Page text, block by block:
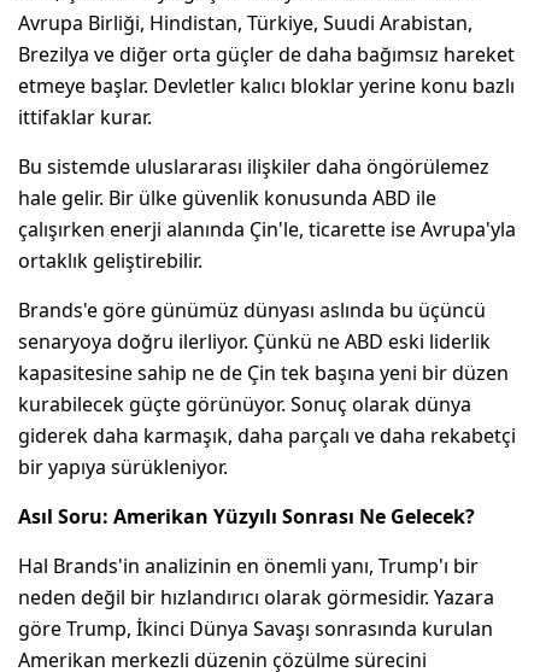
Avrupa Birliği, Hindistan, Türkiye, Suudi Arabistan,
Brezilya ve diğer orta güçler de daha bağımsız hareket
etmeye başlar. Devletler kalıcı bloklar yerine konu bazlı
ittifaklar kurar.
Bu sistemde uluslararası ilişkiler daha öngörülemez
hale gelir. Bir ülke güvenlik konusunda ABD ile
çalışırken enerji alanında Çin'le, ticarette ise Avrupa'yla
ortaklık geliştirebilir.
Brands'e göre günümüz dünyası aslında bu üçüncü
senaryoya doğru ilerliyor. Çünkü ne ABD eski liderlik
kapasitesine sahip ne de Çin tek başına yeni bir düzen
kurabilecek güçte görünüyor. Sonuç olarak dünya
giderek daha karmaşık, daha parçalı ve daha rekabetçi
bir yapıya sürükleniyor.
Asıl Soru: Amerikan Yüzyılı Sonrası Ne Gelecek?
Hal Brands'in analizinin en önemli yanı, Trump'ı bir
neden değil bir hızlandırıcı olarak görmesidir. Yazara
göre Trump, İkinci Dünya Savaşı sonrasında kurulan
Amerikan merkezli düzenin çözülme sürecini